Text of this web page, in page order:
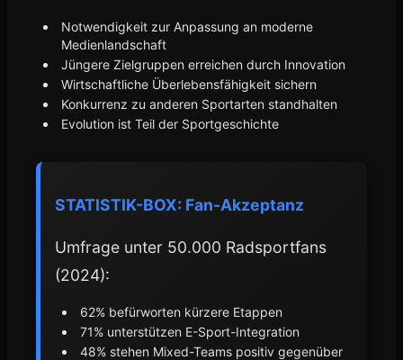
Notwendigkeit zur Anpassung an moderne
Medienlandschaft
Jüngere Zielgruppen erreichen durch Innovation
Wirtschaftliche Überlebensfähigkeit sichern
Konkurrenz zu anderen Sportarten standhalten
Evolution ist Teil der Sportgeschichte
STATISTIK-BOX: Fan-Akzeptanz
Umfrage unter 50.000 Radsportfans
(2024):
62% befürworten kürzere Etappen
71% unterstützen E-Sport-Integration
48% stehen Mixed-Teams positiv gegenüber